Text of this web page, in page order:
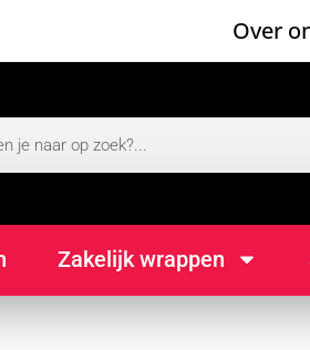
Over
Zakelijk wrappen